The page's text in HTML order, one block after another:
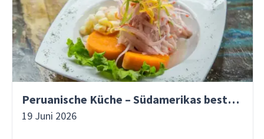
Peruanische Küche – Südamerikas beste Gastronomie
19 Juni 2026